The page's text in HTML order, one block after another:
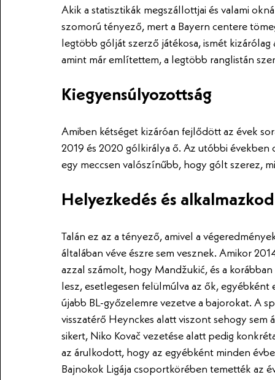
Akik a statisztikák megszállottjai és valami
szomorú tényező, mert a Bayern centere
legtöbb gólját szerző játékosa, ismét
amint már említettem, a legtöbb ranglistán
Kiegyensúlyozottság
Amiben kétséget kizáróan fejlődött az évek
2019 és 2020 gólkirálya ő. Az utóbbi
egy meccsen valószínűbb, hogy gólt szerez,
Helyezkedés és
Talán ez az a tényező, amivel a
általában véve észre sem vesznek. Amikor
azzal számolt, hogy Mandžukić, és a
lesz, esetlegesen felülmúlva az ők,
újabb BL-győzelemre vezetve a bajorokat. A
visszatérő Heynckes alatt viszont sehogy sem
sikert, Niko Kovač vezetése alatt pedig
az árulkodott, hogy az egyébként minden
Bajnokok Ligája csoportkörében temették az